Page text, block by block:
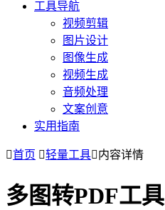
工具导航
视频剪辑
图片设计
图像生成
视频生成
音频处理
文案创意
实用指南
首页 轻量工具 内容详情
多图转PDF工具